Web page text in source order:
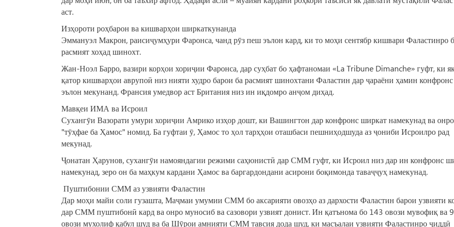
аст.
Изҳороти роҳбарон ва кишварҳои ширкаткунанда
Эммануэл Макрон, раисиҷумҳури Фаронса, чанд рӯз пеш эълон кард, ки то моҳи сентябр кишвари Фаластинро
расмият хоҳад шинохт.
Жан-Ноэл Барро, вазири корҳои хориҷии Фаронса, дар суҳбат бо ҳафтаномаи «La Tribune Dimanche» гуфт, ки
қатор кишварҳои аврупоӣ низ нияти худро барои ба расмият шинохтани Фаластин дар ҷараёни ҳамин конфронс
эълон мекунанд. Франсия умедвор аст Британия низ ин иқдомро анҷом диҳад.
Мавқеи ИМА ва Исроил
Сухангӯи Вазорати умури хориҷии Амрико изҳор дошт, ки Вашингтон дар конфронс ширкат намекунад ва онро
"тӯҳфае ба Ҳамос" номид. Ба гуфтаи ӯ, Ҳамос то ҳол тарҳҳои оташбаси пешниҳодшуда аз ҷониби Исроилро рад
мекунад.
Ҷонатан Ҳарунов, сухангӯи намояндагии режими саҳюнистӣ дар СММ гуфт, ки Исроил низ дар ин конфронс
намекунад, зеро он ба маҳкум кардани Ҳамос ва баргардондани асирони боқимонда таваҷҷуҳ намекунад.
Пуштибонии СММ аз узвияти Фаластин
Дар моҳи майи соли гузашта, Маҷмаи умумии СММ бо аксарияти овозҳо аз дархости Фаластин барои узвияти
дар СММ пуштибонӣ кард ва онро муносиб ва сазовори узвият донист. Ин қатънома бо 143 овози мувофиқ ва 9
овози мухолиф қабул шуд ва ба Шӯрои амнияти СММ тавсия дода шуд, ки масъалаи узвияти Фаластинро ҷиддӣ